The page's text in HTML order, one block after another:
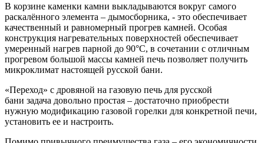
В корзине каменки камни выкладываются вокруг самого
раскалённого элемента – дымосборника, - это обеспечивает
качественный и равномерный прогрев камней. Особая
конструкция нагревательных поверхностей обеспечивает
умеренный нагрев парной до 90°С, в сочетании с отличным
прогревом большой массы камней печь позволяет получить
микроклимат настоящей русской бани.
«Переход» с дровяной на газовую печь для русской
бани задача довольно простая – достаточно приобрести
нужную модификацию газовой горелки для конкретной печи,
установить ее и настроить.